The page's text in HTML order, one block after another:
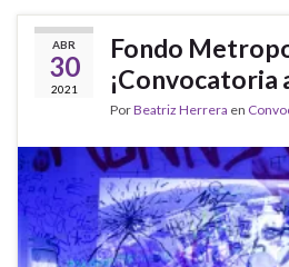
ABR
30
2021
Fondo
¡Convocatoria
PorBeatriz Herrera en